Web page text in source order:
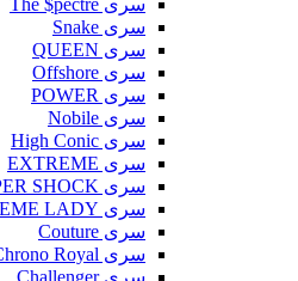
سری The $pectre
سری Snake
سری QUEEN
سری Offshore
سری POWER
سری Nobile
سری High Conic
سری EXTREME
سری HYPER SHOCK
سری EXTREME LADY
سری Couture
سری Chrono Royal